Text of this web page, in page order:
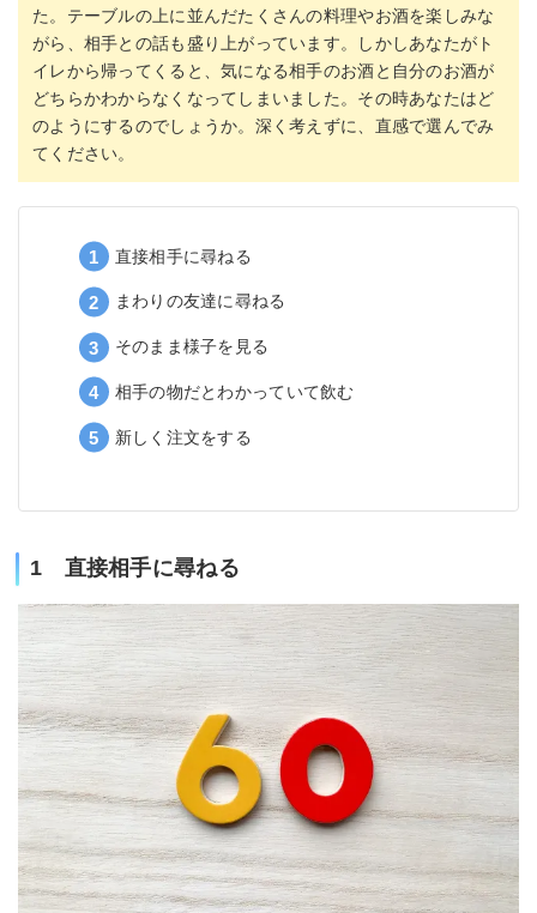
た。テーブルの上に並んだたくさんの料理やお酒を楽しみな
がら、相手との話も盛り上がっています。しかしあなたがト
イレから帰ってくると、気になる相手のお酒と自分のお酒が
どちらかわからなくなってしまいました。その時あなたはど
のようにするのでしょうか。深く考えずに、直感で選んでみ
てください。
直接相手に尋ねる
まわりの友達に尋ねる
そのまま様子を見る
相手の物だとわかっていて飲む
新しく注文をする
1 直接相手に尋ねる